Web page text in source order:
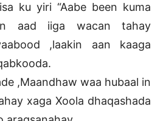
ku yiri “Aabe been kuma
aad iiga wacan tahay
,laakin aan kaaga
,Maandhaw waa hubaal in
xaga Xoola dhaqashada